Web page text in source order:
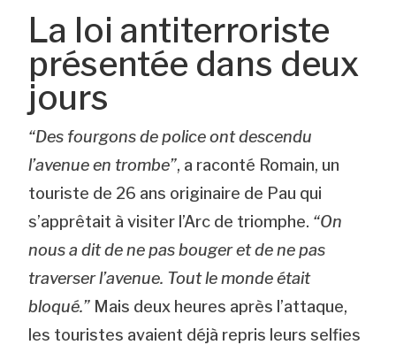
La loi antiterroriste
présentée dans deux
jours
“Des fourgons de police ont descendu
l’avenue en trombe”, a raconté Romain, un
touriste de 26 ans originaire de Pau qui
s’apprêtait à visiter l’Arc de triomphe. “On
nous a dit de ne pas bouger et de ne pas
traverser l’avenue. Tout le monde était
bloqué.” Mais deux heures après l’attaque,
les touristes avaient déjà repris leurs selfies